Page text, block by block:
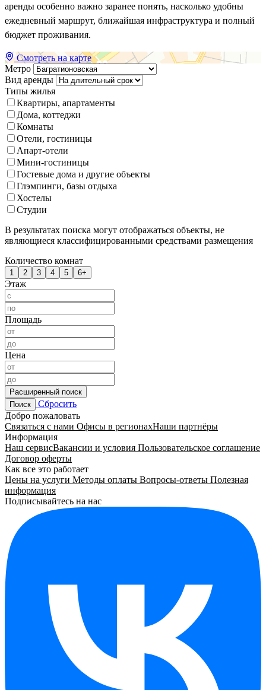
аренды особенно важно заранее понять, насколько удобны
ежедневный маршрут, ближайшая инфраструктура и полный
бюджет проживания.
Смотреть на карте
Метро
Вид аренды
Типы жилья
Квартиры, апартаменты
Дома, коттеджи
Комнаты
Отели, гостиницы
Апарт-отели
Мини-гостиницы
Гостевые дома и другие объекты
Глэмпинги, базы отдыха
Хостелы
Студии
В результатах поиска могут отображаться объекты, не
являющиеся классифицированными средствами размещения
Количество комнат
1 2 3 4 5 6+
Этаж
Площадь
Цена
Расширенный поиск
Поиск
Сбросить
Добро пожаловать
Связаться с нами Офисы в регионахНаши партнёры
Информация
Наш сервисВакансии и условия Пользовательское соглашение
Договор оферты
Как все это работает
Цены на услуги Методы оплаты Вопросы-ответы Полезная
информация
Подписывайтесь на нас